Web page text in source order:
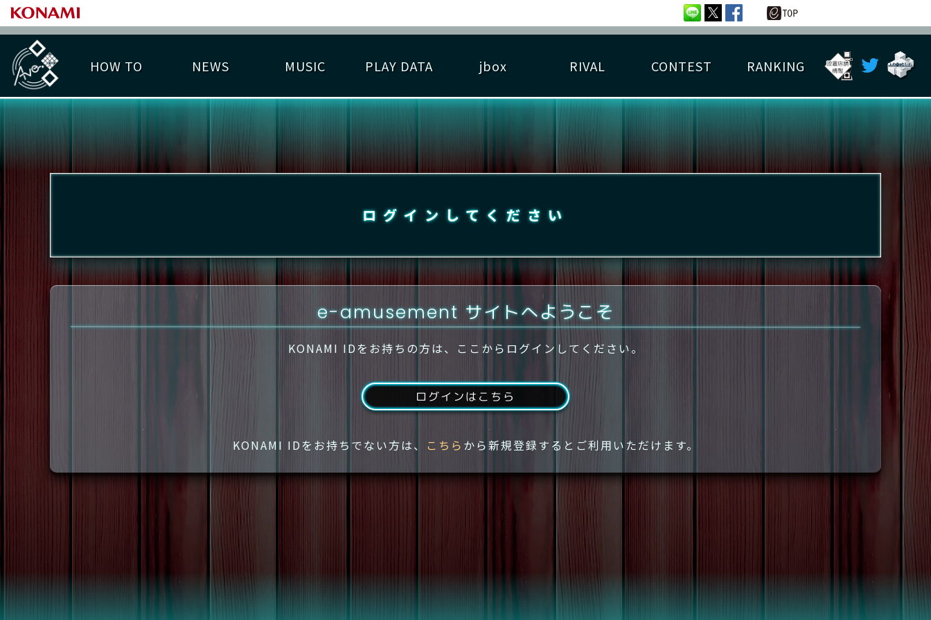
HOW TO
基本の遊び方
NEWS MUSIC
遊べる楽曲
PLAY DATA
PLAY DATA TOP
称号 プレー履歴 プレーグラフ ねんごろチャレンジ EDIT譜面
jbox RIVAL
ライバル一覧 プレーヤー検索
CONTEST
大会開催 大会とは？
RANKING
LICENSE HIT CHART ORIGINAL HIT CHART RANKING RANKING
ログインしてください
e-amusement サイトへようこそ
KONAMI IDをお持ちの方は、ここからログインしてください。
ログインはこちら
KONAMI IDをお持ちでない方は、 こちら から新規登録するとご利用いただけます。